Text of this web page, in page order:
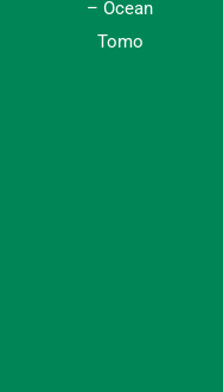
– Ocean
Tomo